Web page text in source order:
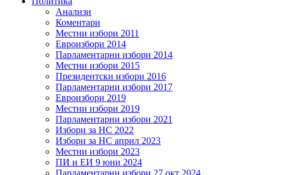
Анализи
Коментари
Местни избори 2011
Евроизбори 2014
Парламентарни избори 2014
Местни избори 2015
Президентски избори 2016
Парламентарни избори 2017
Евроизбори 2019
Местни избори 2019
Парламентарни избори 2021
Избори за НС 2022
Избори за НС април 2023
Местни избори 2023
ПИ и ЕИ 9 юни 2024
Парламентарни избори 27 окт 2024